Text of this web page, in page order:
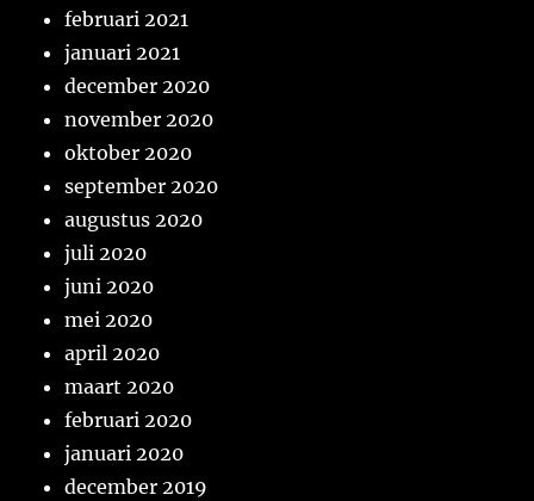
februari 2021
januari 2021
december 2020
november 2020
oktober 2020
september 2020
augustus 2020
juli 2020
juni 2020
mei 2020
april 2020
maart 2020
februari 2020
januari 2020
december 2019